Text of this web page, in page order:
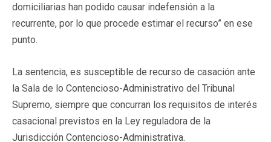
domiciliarias han podido causar indefensión a la
recurrente, por lo que procede estimar el recurso” en ese
punto.
La sentencia, es susceptible de recurso de casación ante
la Sala de lo Contencioso-Administrativo del Tribunal
Supremo, siempre que concurran los requisitos de interés
casacional previstos en la Ley reguladora de la
Jurisdicción Contencioso-Administrativa.